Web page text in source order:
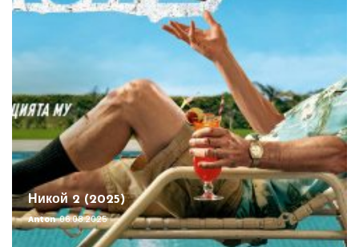
Никой 2 (2025)
Anton 06.08.2025